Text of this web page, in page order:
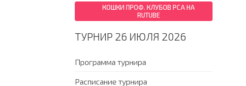
КОШКИ ПРОФ. КЛУБОВ PCA НА
RUTUBE
ТУРНИР 26 ИЮЛЯ 2026
Программа турнира
Расписание турнира